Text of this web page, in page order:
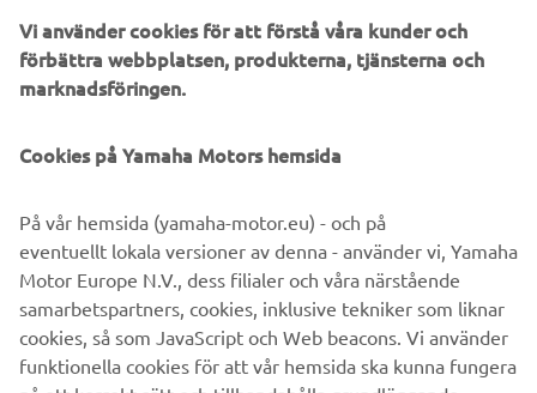
the 2017 Dakar Rally. Experience the 2017 WR450F Rally
yourself at the EICMA Motorcycle Show in Milan and don't
forget to follow the Yamalube Yamaha Official Rally
Team's 2017 Dakar challenge via www.yamaha-racing.com
Race Ready 2017 YZF-R6
International Motorcycle Exhibition in Milan.
New Yamaha REVS collection
Launching this November at EICMA Milan, the REVS
collection brings Yamaha's racing history into the hearts of
all ages with a modern twist.
Vi använder cookies för att förstå våra kunder och
förbättra webbplatsen, produkterna, tjänsterna och
marknadsföringen.
Cookies på Yamaha Motors hemsida
eventuellt lokala versioner av denna - använder vi, Yamaha
Motor Europe N.V., dess filialer och våra närstående
samarbetspartners, cookies, inklusive tekniker som liknar
cookies, så som JavaScript och Web beacons. Vi använder
funktionella cookies för att vår hemsida ska kunna fungera
på ett korrekt sätt och tillhandahålla grundläggande